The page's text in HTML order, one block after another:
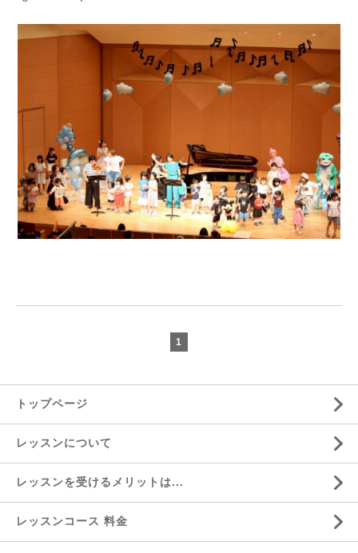
1
トップページ
レッスンについて
レッスンを受けるメリットは...
レッスンコース 料金